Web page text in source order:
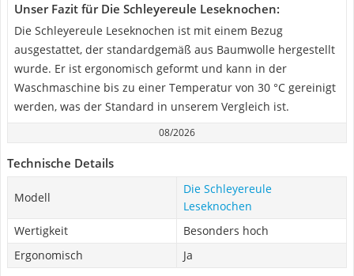
Unser Fazit für Die Schleyereule Leseknochen:
Die Schleyereule Leseknochen ist mit einem Bezug
ausgestattet, der standardgemäß aus Baumwolle hergestellt
wurde. Er ist ergonomisch geformt und kann in der
Waschmaschine bis zu einer Temperatur von 30 °C gereinigt
werden, was der Standard in unserem Vergleich ist.
08/2026
Technische Details
Modell
Die Schleyereule
Leseknochen
Wertigkeit
Besonders hoch
Ergonomisch
Ja